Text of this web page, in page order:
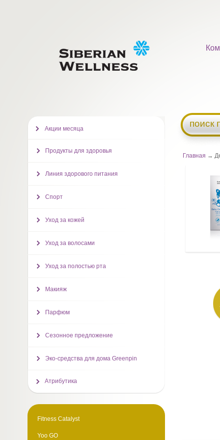
поиск
Главная →
Акции месяца
Продукты для здоровья
Линия здорового питания
Спорт
Уход за кожей
Уход за волосами
Уход за полостью рта
Макияж
Парфюм
Сезонное предложение
Эко-средства для дома Greenpin
Атрибутика
Fitness Catalyst
Yoo GO